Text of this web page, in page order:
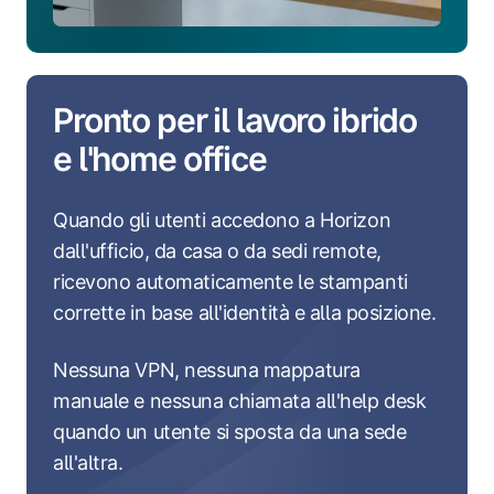
Pronto per il lavoro ibrido
e l'home office
Quando gli utenti accedono a Horizon
dall'ufficio, da casa o da sedi remote,
ricevono automaticamente le stampanti
corrette in base all'identità e alla posizione.
Nessuna VPN, nessuna mappatura
manuale e nessuna chiamata all'help desk
quando un utente si sposta da una sede
all'altra.